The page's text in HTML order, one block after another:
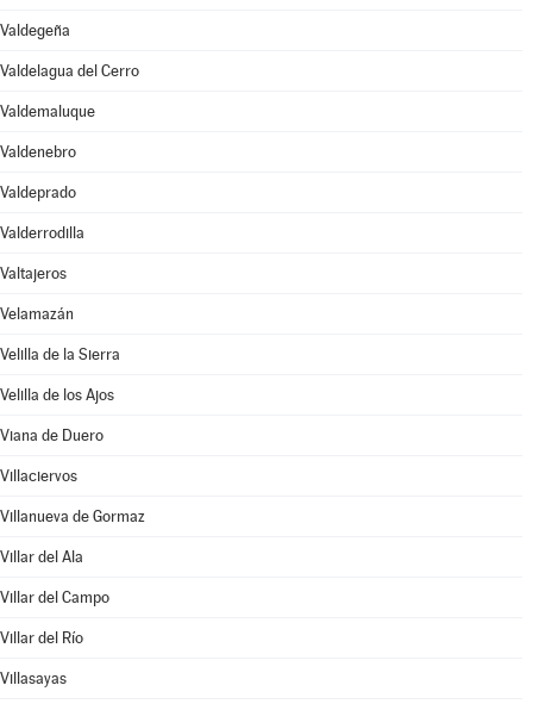
Valdegeña
Valdelagua del Cerro
Valdemaluque
Valdenebro
Valdeprado
Valderrodilla
Valtajeros
Velamazán
Velilla de la Sierra
Velilla de los Ajos
Viana de Duero
Villaciervos
Villanueva de Gormaz
Villar del Ala
Villar del Campo
Villar del Río
Villasayas